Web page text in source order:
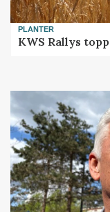
PLANTER
KWS Rallys